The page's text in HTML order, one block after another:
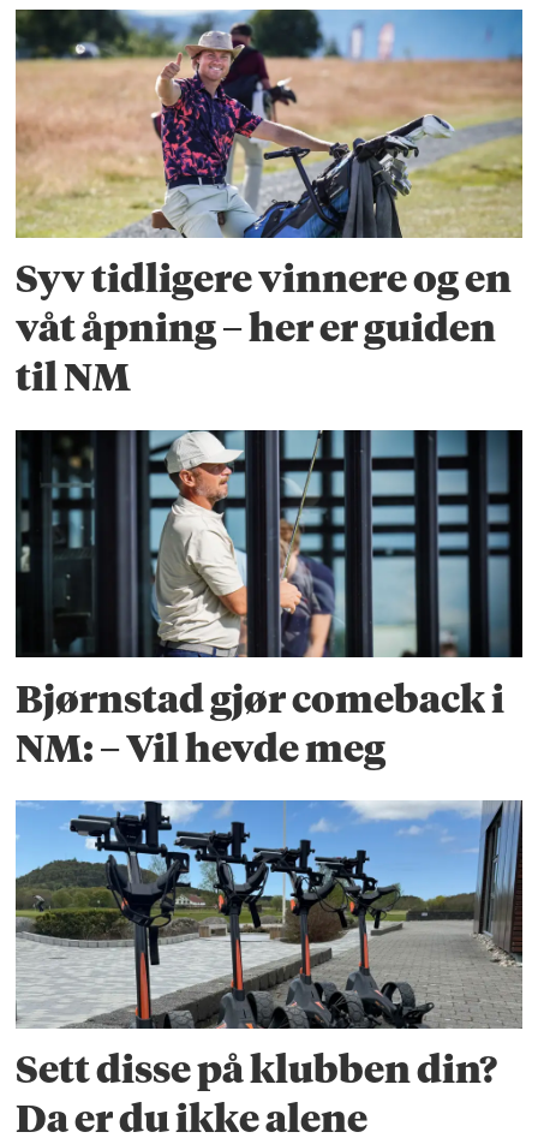
Syv tidligere vinnere og en
våt åpning – her er guiden
til NM
Bjørnstad gjør comeback i
NM: – Vil hevde meg
Sett disse på klubben din?
Da er du ikke alene